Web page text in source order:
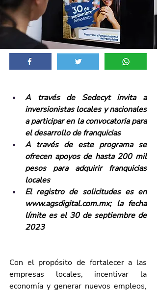
A través de Sedecyt invita a
inversionistas locales y nacionales
a participar en la convocatoria para
el desarrollo de franquicias
A través de este programa se
ofrecen apoyos de hasta 200 mil
pesos para adquirir franquicias
locales
www.agsdigital.com.mx; la fecha
límite es el 30 de septiembre de
2023
Con el propósito de fortalecer a las
empresas locales, incentivar la
economía y generar nuevos empleos,